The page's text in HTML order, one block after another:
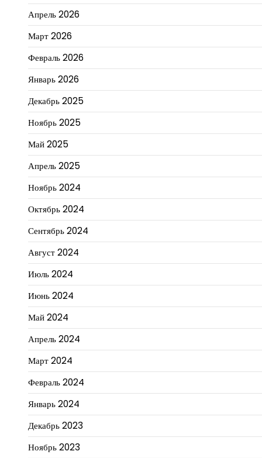
Апрель 2026
Март 2026
Февраль 2026
Январь 2026
Декабрь 2025
Ноябрь 2025
Май 2025
Апрель 2025
Ноябрь 2024
Октябрь 2024
Сентябрь 2024
Август 2024
Июль 2024
Июнь 2024
Май 2024
Апрель 2024
Март 2024
Февраль 2024
Январь 2024
Декабрь 2023
Ноябрь 2023